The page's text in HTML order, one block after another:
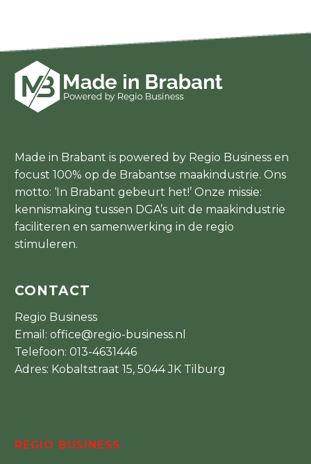
Made in Brabant is powered by Regio Business en
focust 100% op de Brabantse maakindustrie. Ons
motto: ‘In Brabant gebeurt het!’ Onze missie:
kennismaking tussen DGA’s uit de maakindustrie
faciliteren en samenwerking in de regio
stimuleren.
CONTACT
Regio Business
Email: office@regio-business.nl
Telefoon: 013-4631446
Adres: Kobaltstraat 15, 5044 JK Tilburg
REGIO BUSINESS